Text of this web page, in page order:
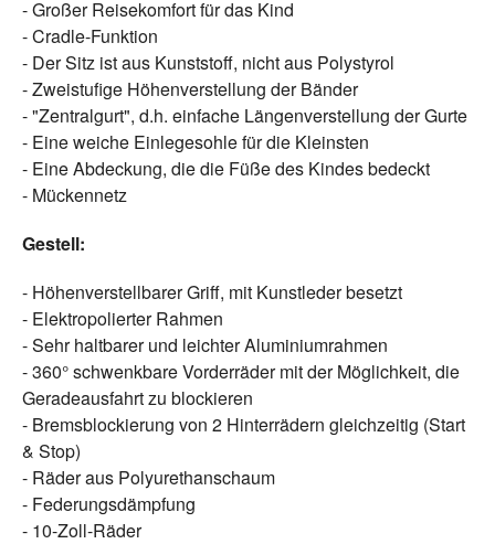
- Großer Reisekomfort für das Kind
- Cradle-Funktion
- Der Sitz ist aus Kunststoff, nicht aus Polystyrol
- Zweistufige Höhenverstellung der Bänder
- "Zentralgurt", d.h. einfache Längenverstellung der Gurte
- Eine weiche Einlegesohle für die Kleinsten
- Eine Abdeckung, die die Füße des Kindes bedeckt
- Mückennetz
Gestell:
- Höhenverstellbarer Griff, mit Kunstleder besetzt
- Elektropolierter Rahmen
- Sehr haltbarer und leichter Aluminiumrahmen
- 360° schwenkbare Vorderräder mit der Möglichkeit, die
Geradeausfahrt zu blockieren
- Bremsblockierung von 2 Hinterrädern gleichzeitig (Start
& Stop)
- Räder aus Polyurethanschaum
- Federungsdämpfung
- 10-Zoll-Räder